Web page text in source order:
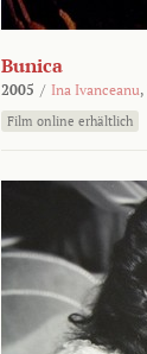
Bunica
2005 / Ina Ivanceanu,
Film online erhältlich